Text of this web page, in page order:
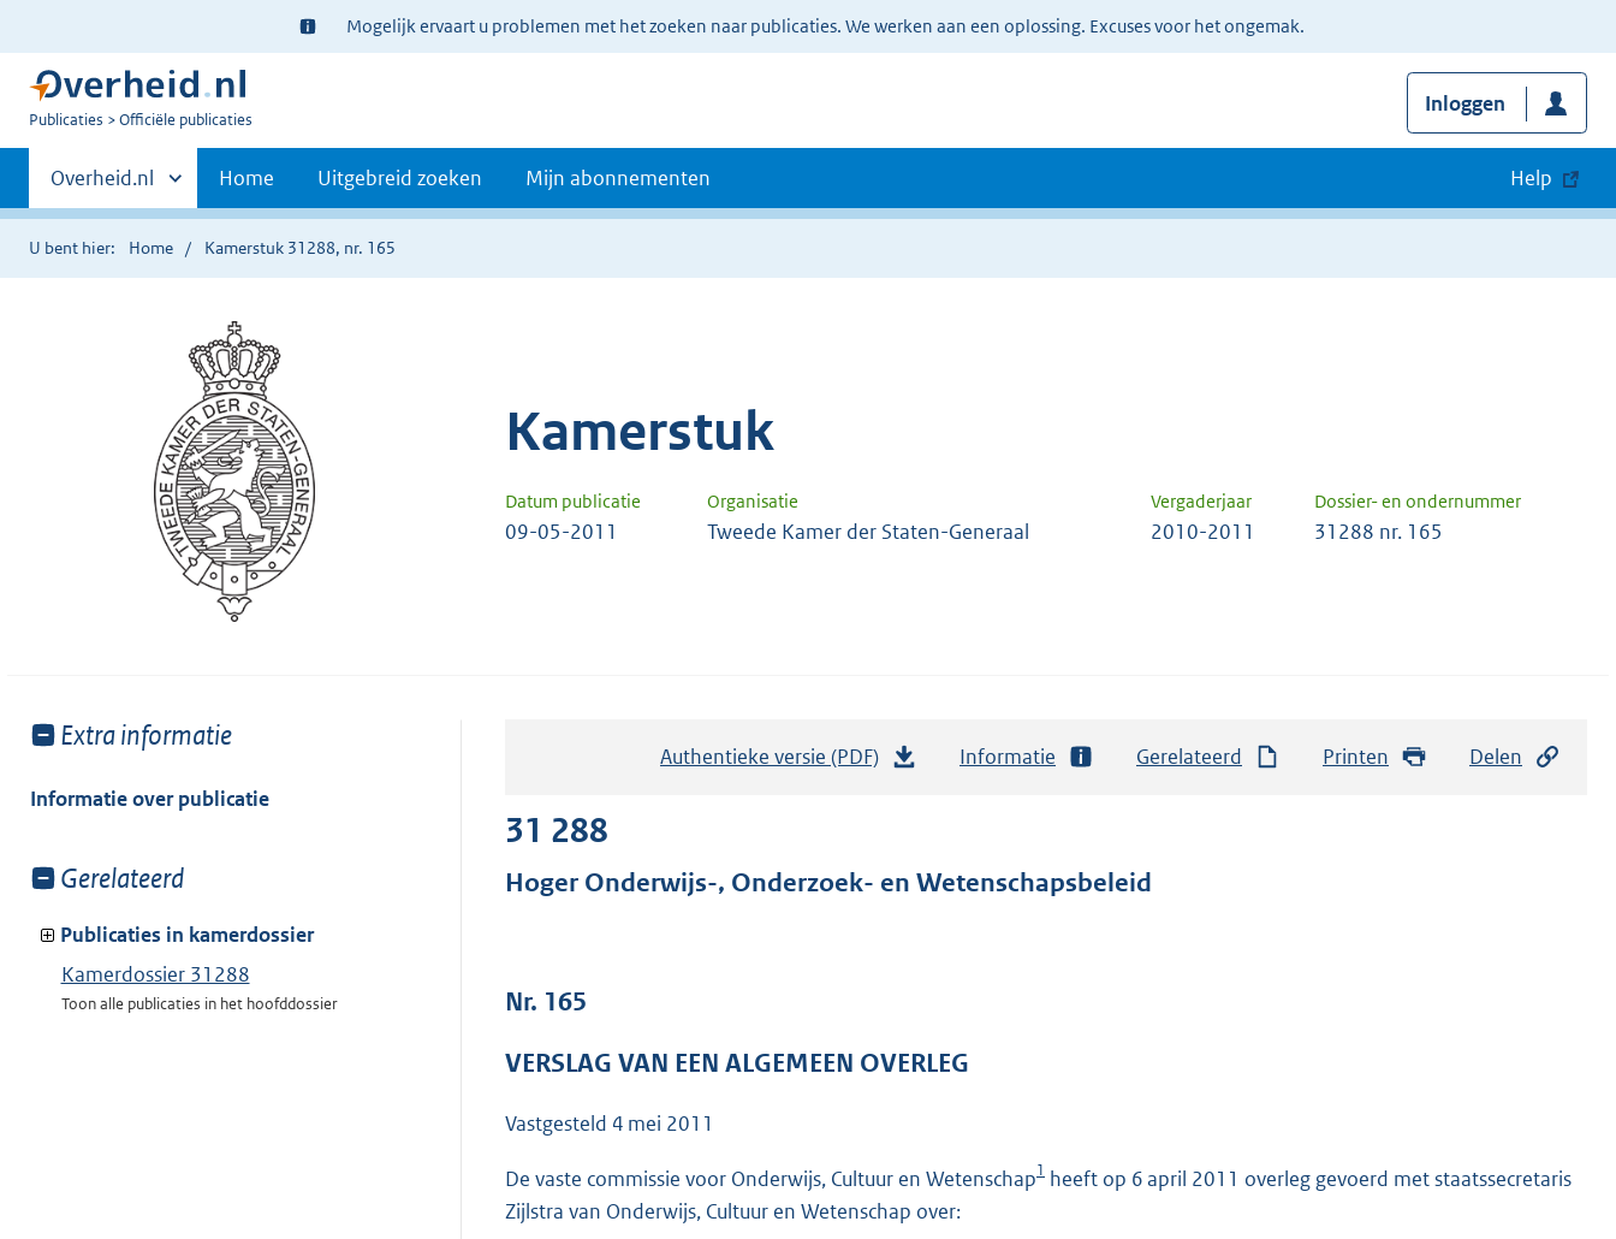
Ter
informatie:
Mogelijk ervaart u problemen met het zoeken naar publicaties. We werken aan een oplossing. Excuses voor het ongemak.
U
Publicaties Officiële publicaties
Inloggen
Primaire
navigatie
Andere
sites
binnen
Overheid.nl Home Uitgebreid zoeken Mijn abonnementen Help
U bent hier: Home Kamerstuk 31288, nr. 165
Kamerstuk
Datum publicatie Organisatie Vergaderjaar Dossier- en ondernummer
09-05-2011 Tweede Kamer der Staten-Generaal 2010-2011 31288 nr. 165
Toon
van:
Extra informatie
Informatie over publicatie
Toon
van:
Gerelateerd
Publicaties in kamerdossier
Kamerdossier 31288
Toon alle publicaties in het hoofddossier
Authentieke versie (PDF)
a
r
t
e
Informatie Gerelateerd Printen Delen
31 288
Hoger Onderwijs-, Onderzoek- en Wetenschapsbeleid
Nr. 165
VERSLAG VAN EEN ALGEMEEN OVERLEG
Vastgesteld 4 mei 2011
De vaste commissie voor Onderwijs, Cultuur en Wetenschap1 heeft op 6 april 2011 overleg gevoerd met staatssecretaris
Zijlstra van Onderwijs, Cultuur en Wetenschap over: